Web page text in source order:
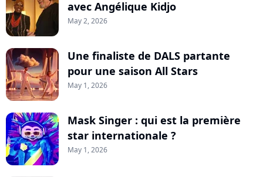
avec Angélique Kidjo
May 2, 2026
Une finaliste de DALS partante
pour une saison All Stars
May 1, 2026
Mask Singer : qui est la première
star internationale ?
May 1, 2026